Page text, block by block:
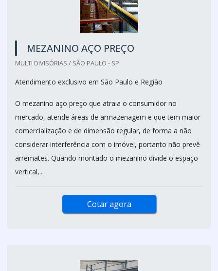
MEZANINO AÇO PREÇO
MULTI DIVISÓRIAS / SÃO PAULO - SP
Atendimento exclusivo em São Paulo e Região
O mezanino aço preço que atraia o consumidor no
mercado, atende áreas de armazenagem e que tem maior
comercialização e de dimensão regular, de forma a não
considerar interferência com o imóvel, portanto não prevê
arremates. Quando montado o mezanino divide o espaço
vertical,...
Cotar agora